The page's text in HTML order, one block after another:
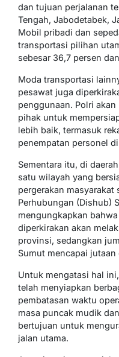
dan tujuan perjalanan
Tengah, Jabodetabek,
Mobil pribadi dan
transportasi pilihan
sebesar 36,7 persen dan
Moda transportasi
pesawat juga
penggunaan. Polri
pihak untuk
lebih baik, termasuk
penempatan personel
Sementara itu, di
satu wilayah yang
pergerakan masyarakat
Perhubungan (Dishub)
mengungkapkan
diperkirakan akan
provinsi, sedangkan
Sumut mencapai jutaan
Untuk mengatasi hal
telah menyiapkan
pembatasan waktu
masa puncak mudik
bertujuan untuk
jalan utama.